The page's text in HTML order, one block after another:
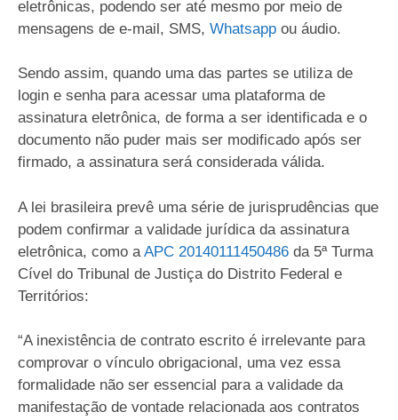
eletrônicas, podendo ser até mesmo por meio de
mensagens de e-mail, SMS, Whatsapp ou áudio.
Sendo assim, quando uma das partes se utiliza de
login e senha para acessar uma plataforma de
assinatura eletrônica, de forma a ser identificada e o
documento não puder mais ser modificado após ser
firmado, a assinatura será considerada válida.
A lei brasileira prevê uma série de jurisprudências que
podem confirmar a validade jurídica da assinatura
eletrônica, como a APC 20140111450486 da 5ª Turma
Cível do Tribunal de Justiça do Distrito Federal e
Territórios:
“A inexistência de contrato escrito é irrelevante para
comprovar o vínculo obrigacional, uma vez essa
formalidade não ser essencial para a validade da
manifestação de vontade relacionada aos contratos